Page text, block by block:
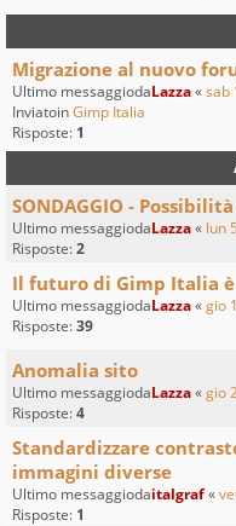
Migrazione al nuovo
Ultimo messaggiodaLazza«sab
InviatoinGimp Italia
Risposte: 1
SONDAGGIO -
Ultimo messaggiodaLazza« lun
Risposte:2
Il futuro di Gimp Italia
Ultimo messaggiodaLazza«gio
Risposte:39
Anomalia sito
Ultimo messaggiodaLazza«gio
Risposte:4
Standardizzare
immagini diverse
Ultimo messaggiodaitalgraf«
Risposte: 1